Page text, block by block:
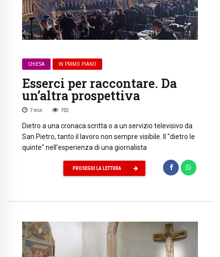
CHIESA IN PRIMO PIANO
Esserci per raccontare. Da
un’altra prospettiva
7 min 702
Dietro a una cronaca scritta o a un servizio televisivo da
San Pietro, tanto il lavoro non sempre visibile. Il "dietro le
quinte" nell'esperienza di una giornalista
PROSEGUI LA LETTURA